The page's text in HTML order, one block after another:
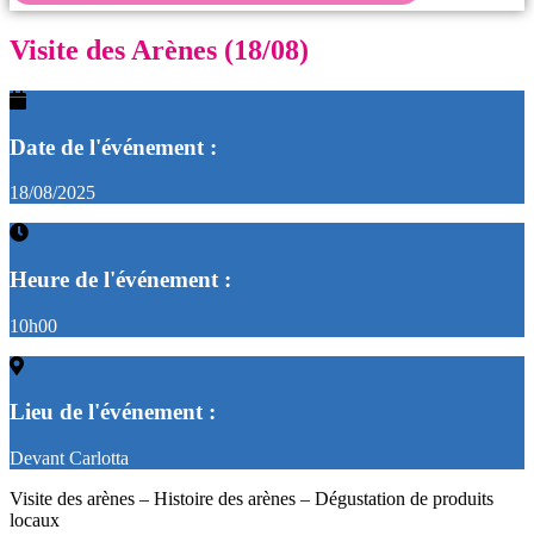
Visite des Arènes (18/08)
Date de l'événement :
18/08/2025
Heure de l'événement :
10h00
Lieu de l'événement :
Devant Carlotta
Visite des arènes – Histoire des arènes – Dégustation de produits
locaux